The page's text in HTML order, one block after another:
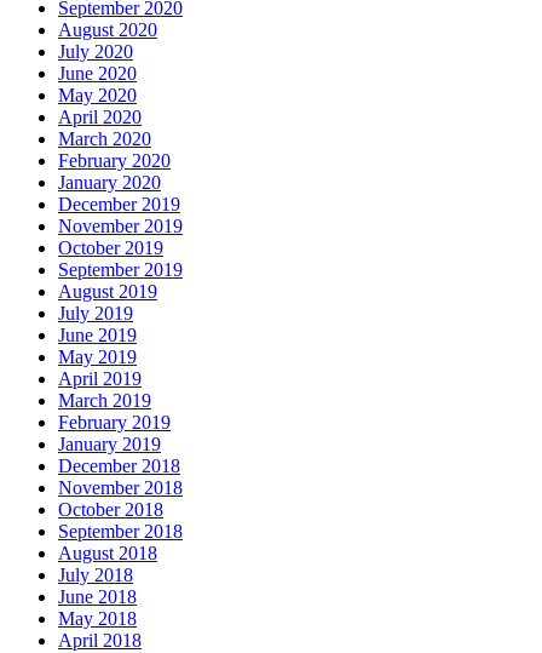
September 2020
August 2020
July 2020
June 2020
May 2020
April 2020
March 2020
February 2020
January 2020
December 2019
November 2019
October 2019
September 2019
August 2019
July 2019
June 2019
May 2019
April 2019
March 2019
February 2019
January 2019
December 2018
November 2018
October 2018
September 2018
August 2018
July 2018
June 2018
May 2018
April 2018